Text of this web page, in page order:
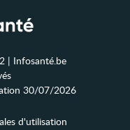
| Infosanté.be
30/07/2026
d'utilisation